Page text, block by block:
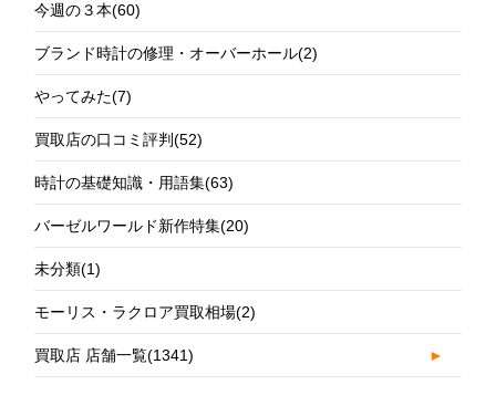
今週の３本(60)
ブランド時計の修理・オーバーホール(2)
やってみた(7)
買取店の口コミ評判(52)
時計の基礎知識・用語集(63)
バーゼルワールド新作特集(20)
未分類(1)
モーリス・ラクロア買取相場(2)
買取店 店舗一覧(1341) ►